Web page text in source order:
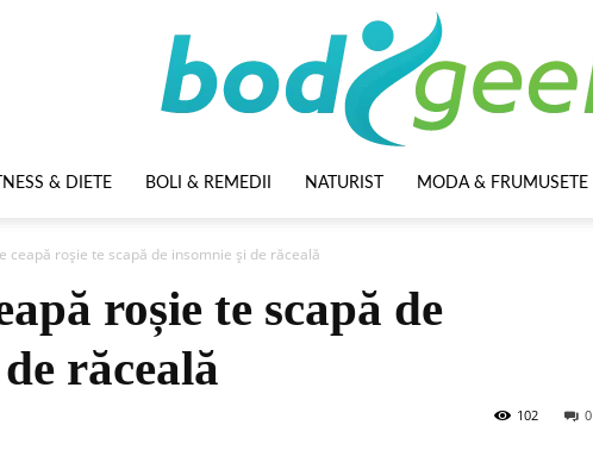
& DIETE BOLI & REMEDII NATURIST MODA & FRUMUSETE
ceapă roșie te scapă de insomnie și de răceală
roșie te scapă de
răceală
0
102